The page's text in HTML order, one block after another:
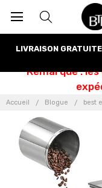
LIVRAISON
Remarque :
Accueil Blogue best